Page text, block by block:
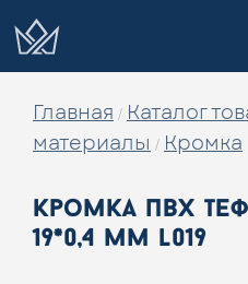
Главная / Каталог
материалы / Кромка
кромка пвх
19*0,4 мм l019